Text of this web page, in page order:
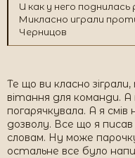
И как у него
Микласно играли
Черницов
Те що ви класно
вітання для команди.
погарячкувала. А я
дозволу. Все що я
словам. Ну може
остальне все було